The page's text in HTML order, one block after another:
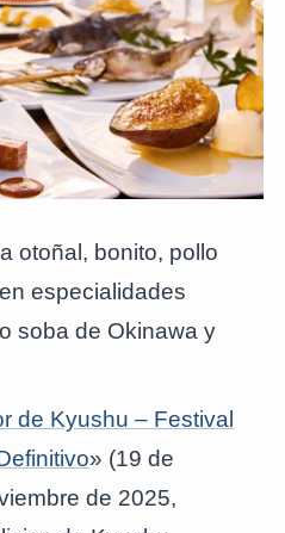
otoñal, bonito, pollo
especialidades
soba de Okinawa y
de Kyushu – Festival
» (19 de
de 2025,